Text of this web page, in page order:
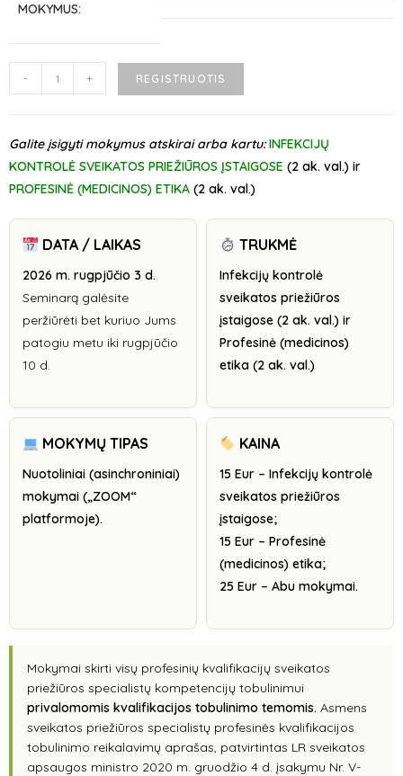
MOKYMUS:
- + REGISTRUOTIS
Galite įsigyti mokymus atskirai arba kartu:INFEKCIJŲ
KONTROLĖ SVEIKATOS PRIEŽIŪROS ĮSTAIGOSE (2 ak. val.) ir
PROFESINĖ (MEDICINOS) ETIKA (2 ak. val.)
DATA / LAIKAS
2026 m. rugpjūčio 3 d.
Seminarą galėsite
peržiūrėti bet kuriuo Jums
patogiu metu iki rugpjūčio
10 d.
TRUKMĖ
Infekcijų kontrolė
sveikatos priežiūros
įstaigose (2 ak. val.) ir
Profesinė (medicinos)
etika (2 ak. val.)
MOKYMŲ TIPAS
Nuotoliniai (asinchroniniai)
mokymai („ZOOM“
platformoje).
KAINA
15 Eur – Infekcijų kontrolė
sveikatos priežiūros
įstaigose;
15 Eur – Profesinė
(medicinos) etika;
25 Eur – Abu mokymai.
Mokymai skirti visų profesinių kvalifikacijų sveikatos
priežiūros specialistų kompetencijų tobulinimui
privalomomis kvalifikacijos tobulinimo temomis. Asmens
sveikatos priežiūros specialistų profesinės kvalifikacijos
tobulinimo reikalavimų aprašas, patvirtintas LR sveikatos
apsaugos ministro 2020 m. gruodžio 4 d. įsakymu Nr. V-